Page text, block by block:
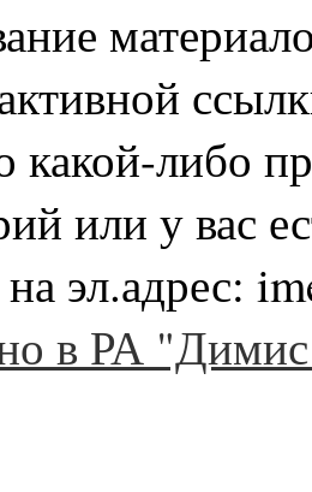
либо
или у вас
на эл.адрес:
в РА